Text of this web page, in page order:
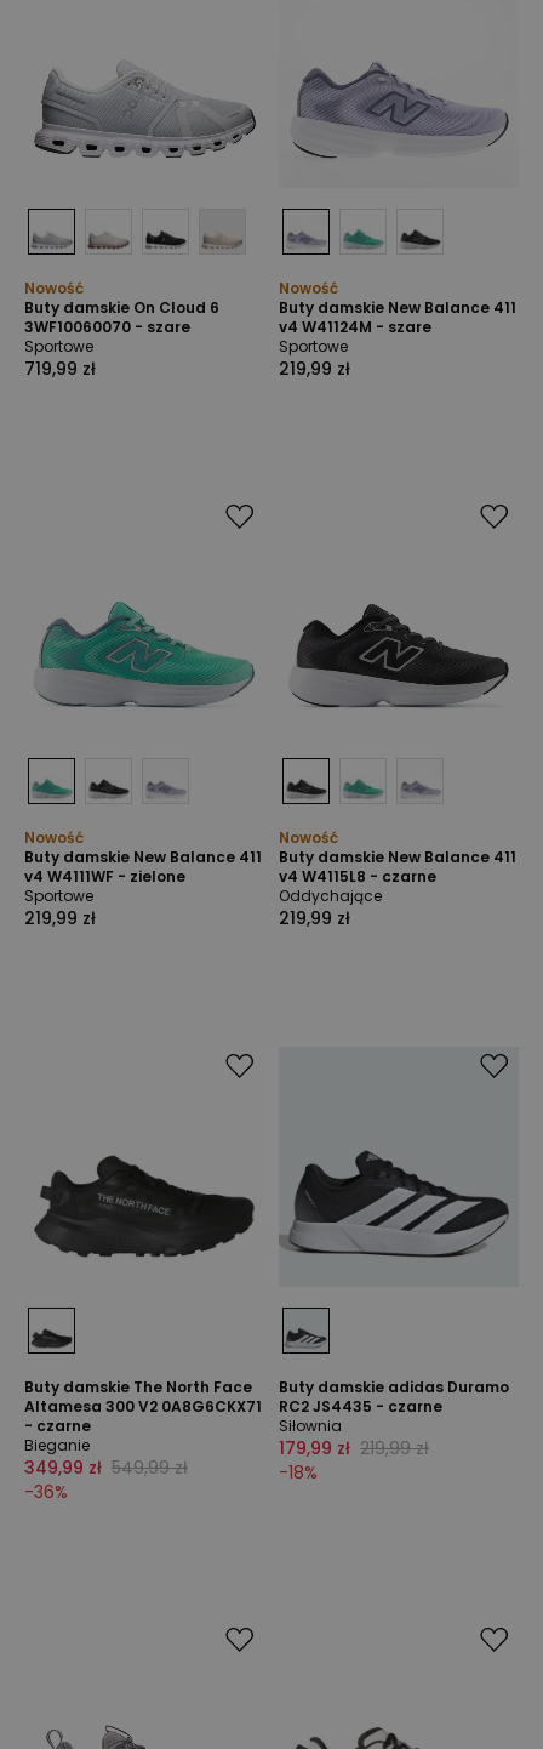
Nowość
Buty damskie On Cloud 6
3WF10060070 - szare
Sportowe
719,99 zł
Nowość
Buty damskie New Balance 411
v4 W41124M - szare
Sportowe
219,99 zł
Nowość
Buty damskie New Balance 411
v4 W4111WF - zielone
Sportowe
219,99 zł
Nowość
Buty damskie New Balance 411
v4 W4115L8 - czarne
Oddychające
219,99 zł
Buty damskie The North Face
Altamesa 300 V2 0A8G6CKX71
- czarne
Bieganie
349,99 zł 549,99 zł
-36%
Buty damskie adidas Duramo
RC2 JS4435 - czarne
Siłownia
179,99 zł 219,99 zł
-18%